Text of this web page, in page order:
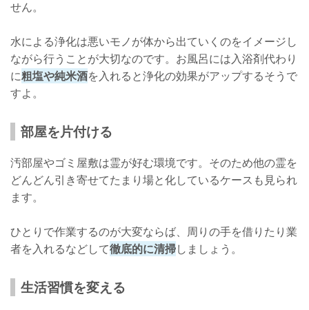
せん。
水による浄化は悪いモノが体から出ていくのをイメージし
ながら行うことが大切なのです。お風呂には入浴剤代わり
に粗塩や純米酒を入れると浄化の効果がアップするそうで
すよ。
部屋を片付ける
汚部屋やゴミ屋敷は霊が好む環境です。そのため他の霊を
どんどん引き寄せてたまり場と化しているケースも見られ
ます。
ひとりで作業するのが大変ならば、周りの手を借りたり業
者を入れるなどして徹底的に清掃しましょう。
生活習慣を変える